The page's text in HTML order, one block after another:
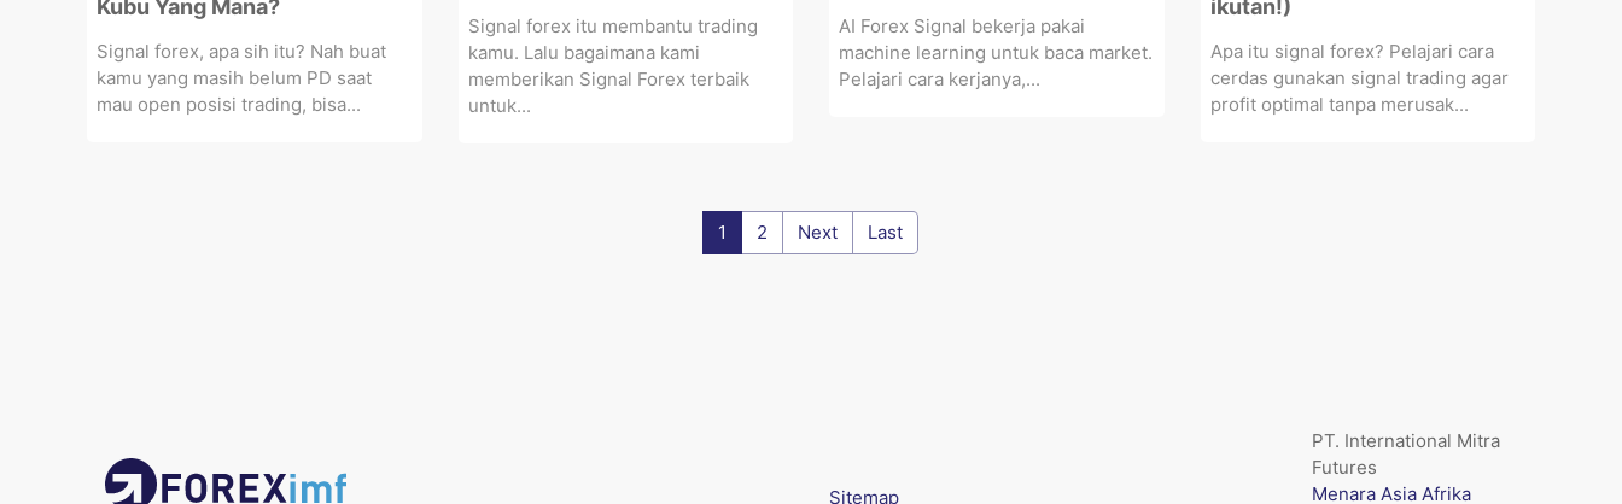
Kubu Yang Mana?
Signal forex, apa sih itu? Nah buat
kamu yang masih belum PD saat
mau open posisi trading, bisa...
Signal forex itu membantu trading
kamu. Lalu bagaimana kami
memberikan Signal Forex terbaik
untuk...
AI Forex Signal bekerja pakai
machine learning untuk baca market.
Pelajari cara kerjanya,...
ikutan!)
Apa itu signal forex? Pelajari cara
cerdas gunakan signal trading agar
profit optimal tanpa merusak...
1 2 Next Last
Sitemap
PT. International Mitra
Futures
Menara Asia Afrika